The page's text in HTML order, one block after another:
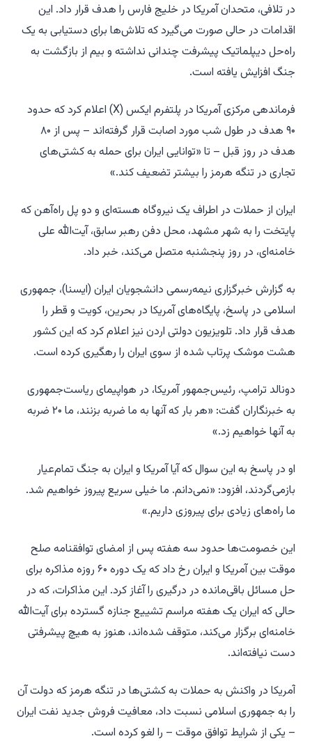
در تلافی، متحدان آمریکا در خلیج فارس را هدف قرار داد. این
اقدامات در حالی صورت می‌گیرد که تلاش‌ها برای دستیابی به یک
راه‌حل دیپلماتیک پیشرفت چندانی نداشته و بیم از بازگشت به
جنگ افزایش یافته است.
فرماندهی مرکزی آمریکا در پلتفرم ایکس (X) اعلام کرد که حدود
۹۰ هدف در طول شب مورد اصابت قرار گرفته‌اند – پس از ۸۰
هدف در روز قبل – تا «توانایی ایران برای حمله به کشتی‌های
تجاری در تنگه هرمز را بیشتر تضعیف کند.»
ایران از حملات در اطراف یک نیروگاه هسته‌ای و دو پل راه‌آهن که
پایتخت را به شهر مشهد، محل دفن رهبر سابق، آیت‌الله علی
خامنه‌ای، در روز پنجشنبه متصل می‌کند، خبر داد.
به گزارش خبرگزاری نیمه‌رسمی دانشجویان ایران (ایسنا)، جمهوری
اسلامی در پاسخ، پایگاه‌های آمریکا در بحرین، کویت و قطر را
هدف قرار داد. تلویزیون دولتی اردن نیز اعلام کرد که این کشور
هشت موشک پرتاب شده از سوی ایران را رهگیری کرده است.
دونالد ترامپ، رئیس‌جمهور آمریکا، در هواپیمای ریاست‌جمهوری
به خبرنگاران گفت: «هر بار که آنها به ما ضربه بزنند، ما ۲۰ ضربه
به آنها خواهیم زد.»
او در پاسخ به این سوال که آیا آمریکا و ایران به جنگ تمام‌عیار
بازمی‌گردند، افزود: «نمی‌دانم. ما خیلی سریع پیروز خواهیم شد.
ما راه‌های زیادی برای پیروزی داریم.»
این خصومت‌ها حدود سه هفته پس از امضای توافقنامه صلح
موقت بین آمریکا و ایران رخ داد که یک دوره ۶۰ روزه مذاکره برای
حل مسائل باقی‌مانده در درگیری را آغاز کرد. این مذاکرات، که در
حالی که ایران یک هفته مراسم تشییع جنازه گسترده برای آیت‌الله
خامنه‌ای برگزار می‌کند، متوقف شده‌اند، هنوز به هیچ پیشرفتی
دست نیافته‌اند.
آمریکا در واکنش به حملات به کشتی‌ها در تنگه هرمز که دولت آن
را به جمهوری اسلامی نسبت داد، معافیت فروش جدید نفت ایران
– یکی از شرایط توافق موقت – را لغو کرده است.